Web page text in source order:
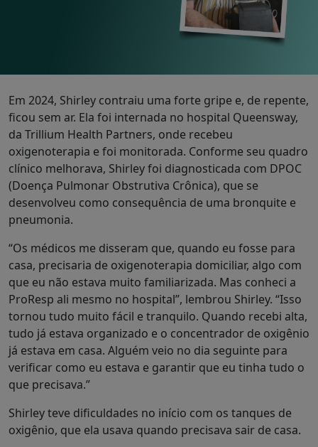
Em 2024, Shirley contraiu uma forte gripe e, de repente,
ficou sem ar. Ela foi internada no hospital Queensway,
da Trillium Health Partners, onde recebeu
oxigenoterapia e foi monitorada. Conforme seu quadro
clínico melhorava, Shirley foi diagnosticada com DPOC
(Doença Pulmonar Obstrutiva Crônica), que se
desenvolveu como consequência de uma bronquite e
pneumonia.
“Os médicos me disseram que, quando eu fosse para
casa, precisaria de oxigenoterapia domiciliar, algo com
que eu não estava muito familiarizada. Mas conheci a
ProResp ali mesmo no hospital”, lembrou Shirley. “Isso
tornou tudo muito fácil e tranquilo. Quando recebi alta,
tudo já estava organizado e o concentrador de oxigênio
já estava em casa. Alguém veio no dia seguinte para
verificar como eu estava e garantir que eu tinha tudo o
que precisava.”
Shirley teve dificuldades no início com os tanques de
oxigênio, que ela usava quando precisava sair de casa.